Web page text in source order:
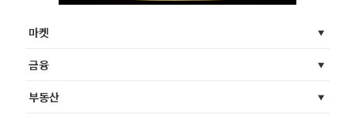
마켓
금융
부동산